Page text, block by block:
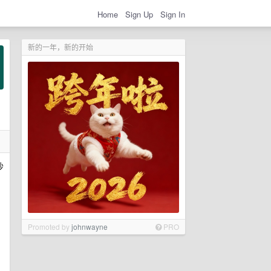
Home Sign Up Sign In
新的一年，新的开始
Promoted byjohnwayne PRO